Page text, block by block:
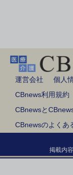
運営会社 個人
CBnews利用規約
CBnewsと
CBnewsのよくあ
掲載内